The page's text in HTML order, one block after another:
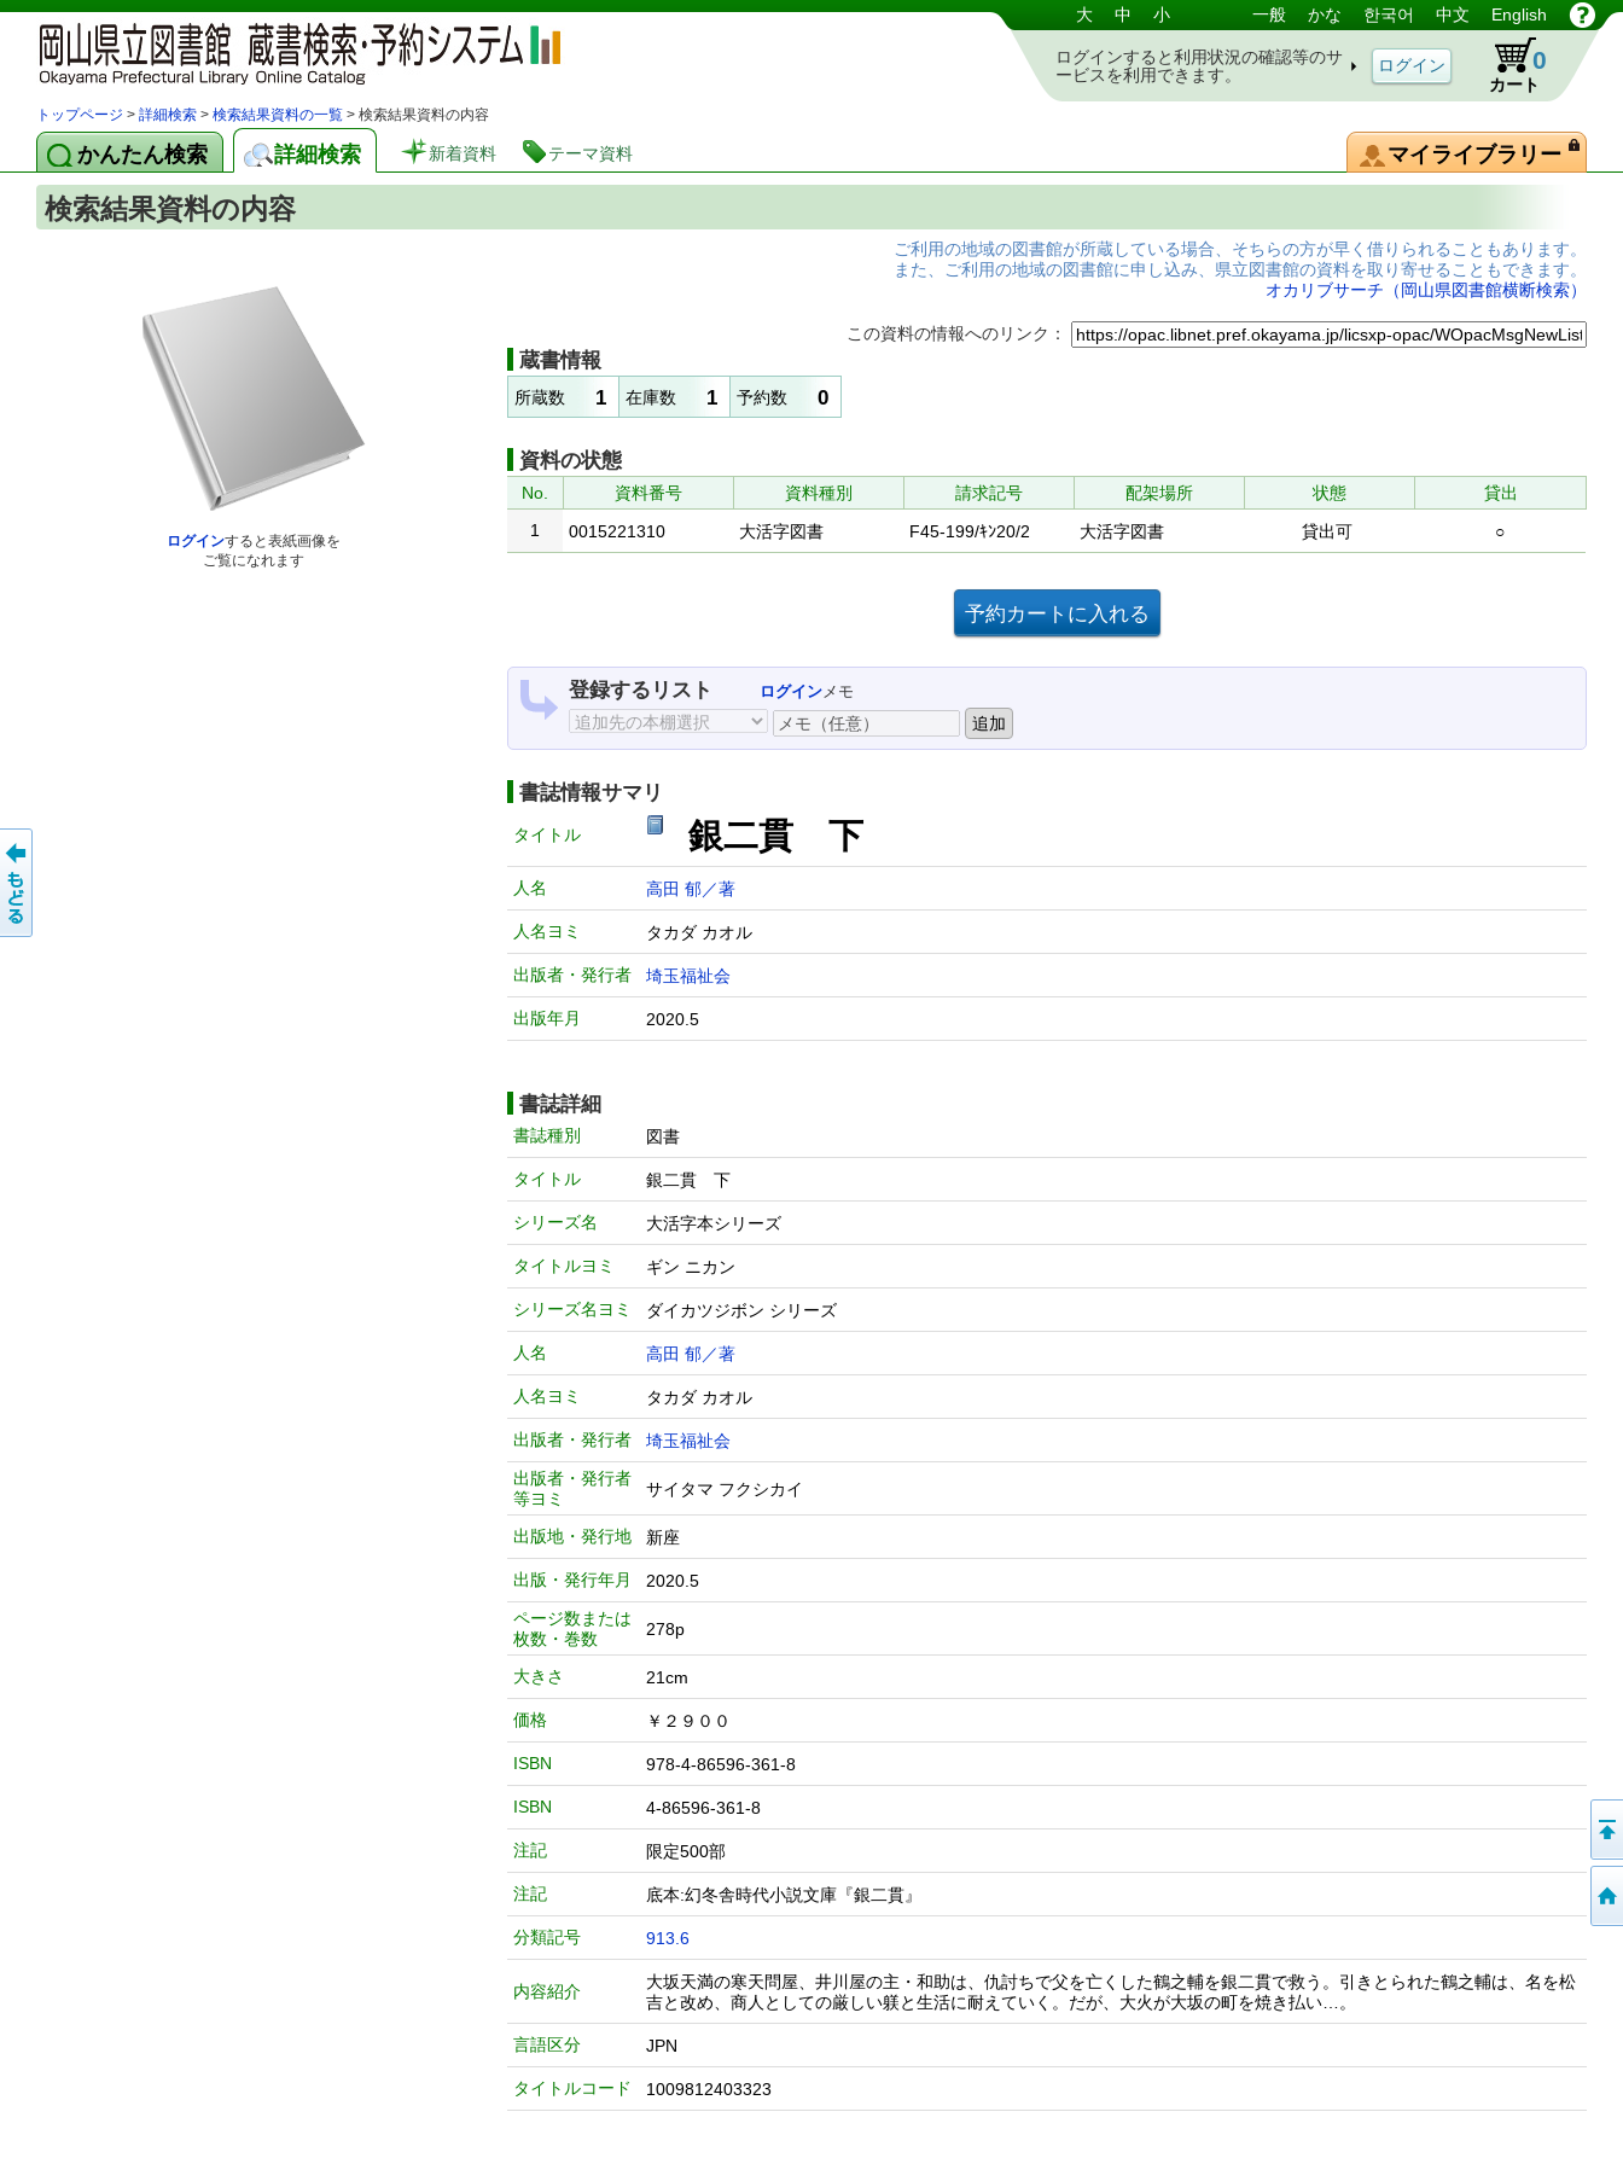
岡山県立図書館 蔵書検索・予約システム 大 中 小 一般 かな 한국어 中文 English
ログインすると利用状況の確認等のサ
ービスを利用できます。
カート
0
トップページ > 詳細検索 > 検索結果資料の一覧 > 検索結果資料の内容
かんたん検索 詳細検索 新着資料 テーマ資料 マイライブラリー
検索結果資料の内容
ログインすると表紙画像を
ご覧になれます
ご利用の地域の図書館が所蔵している場合、そちらの方が早く借りられることもあります。
また、ご利用の地域の図書館に申し込み、県立図書館の資料を取り寄せることもできます。
オカリブサーチ（岡山県図書館横断検索）
この資料の情報へのリンク：
蔵書情報
所蔵数 1 在庫数 1 予約数 0
資料の状態
No. 資料番号 資料種別 請求記号 配架場所 状態
貸出
1
0015221310 大活字図書 F45-199/ｷﾝ20/2 大活字図書 貸出可 ○
登録するリスト ログインメモ
書誌情報サマリ
タイトル 銀二貫 下
人名 高田 郁／著
人名ヨミ タカダ カオル
出版者・発行者 埼玉福祉会
出版年月 2020.5
書誌詳細
書誌種別 図書
タイトル 銀二貫 下
シリーズ名 大活字本シリーズ
タイトルヨミ ギン ニカン
シリーズ名ヨミ ダイカツジボン シリーズ
人名 高田 郁／著
人名ヨミ タカダ カオル
出版者・発行者
埼玉福祉会
出版者・発行者
等ヨミ
サイタマ フクシカイ
出版地・発行地 新座
出版・発行年月
2020.5
ページ数または
枚数・巻数
278p
大きさ 21cm
価格 ￥２９００
ISBN 978-4-86596-361-8
ISBN 4-86596-361-8
注記 限定500部
注記 底本:幻冬舎時代小説文庫『銀二貫』
分類記号 913.6
内容紹介
大坂天満の寒天問屋、井川屋の主・和助は、仇討ちで父を亡くした鶴之輔を銀二貫で救う。引きとられた鶴之輔は、名を松
吉と改め、商人としての厳しい躾と生活に耐えていく。だが、大火が大坂の町を焼き払い…。
言語区分 JPN
タイトルコード 1009812403323